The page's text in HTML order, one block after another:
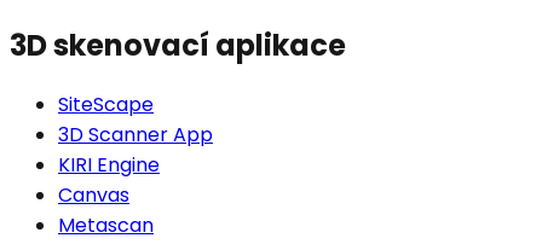
3D skenovací aplikace
SiteScape
3D Scanner App
KIRI Engine
Canvas
Metascan